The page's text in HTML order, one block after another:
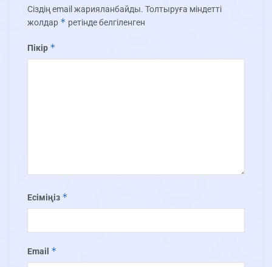
Сіздің email жарияланбайды. Толтыруға міндетті
жолдар * ретінде белгіленген
Пікір *
Есіміңіз *
Email *